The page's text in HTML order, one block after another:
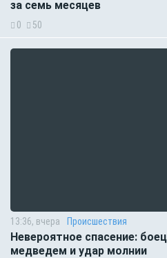
за семь месяцев
0 50
13:36, вчера Происшествия
Невероятное спасение:
медведем и удар молнии